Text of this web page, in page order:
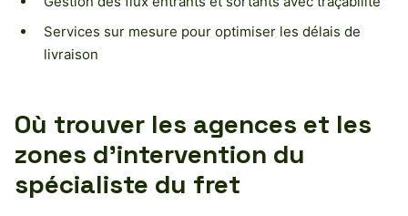
Services sur mesure pour optimiser les délais de
livraison
Où trouver les agences et les
zones d’intervention du
spécialiste du fret